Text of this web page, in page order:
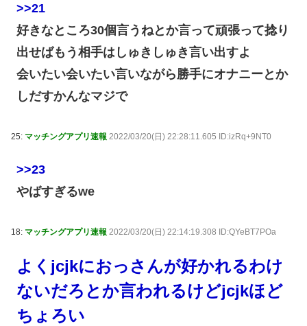
>>21
好きなところ30個言うねとか言って頑張って捻り
出せばもう相手はしゅきしゅき言い出すよ
会いたい会いたい言いながら勝手にオナニーとか
しだすかんなマジで
25: マッチングアプリ速報 2022/03/20(日) 22:28:11.605 ID:izRq+9NT0
>>23
やばすぎるwe
18: マッチングアプリ速報 2022/03/20(日) 22:14:19.308 ID:QYeBT7POa
よくjcjkにおっさんが好かれるわけ
ないだろとか言われるけどjcjkほど
ちょろい